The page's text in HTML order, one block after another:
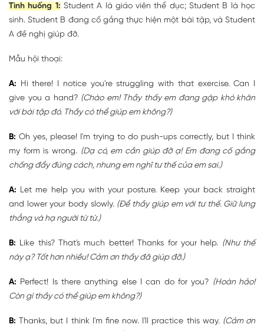
Tình huống 1: Student A là giáo viên thể dục; Student B là học
sinh. Student B đang cố gắng thực hiện một bài tập, và Student
A đề nghị giúp đỡ.
Mẫu hội thoại:
A: Hi there! I notice you're struggling with that exercise. Can I
give you a hand? (Chào em! Thầy thấy em đang gặp khó khăn
với bài tập đó. Thầy có thể giúp em không?)
B: Oh yes, please! I'm trying to do push-ups correctly, but I think
my form is wrong. (Dạ có, em cần giúp đỡ ạ! Em đang cố gắng
chống đẩy đúng cách, nhưng em nghĩ tư thế của em sai.)
A: Let me help you with your posture. Keep your back straight
and lower your body slowly. (Để thầy giúp em với tư thế. Giữ lưng
thẳng và hạ người từ từ.)
B: Like this? That's much better! Thanks for your help. (Như thế
này ạ? Tốt hơn nhiều! Cảm ơn thầy đã giúp đỡ.)
A: Perfect! Is there anything else I can do for you? (Hoàn hảo!
Còn gì thầy có thể giúp em không?)
B: Thanks, but I think I'm fine now. I'll practice this way. (Cảm ơn